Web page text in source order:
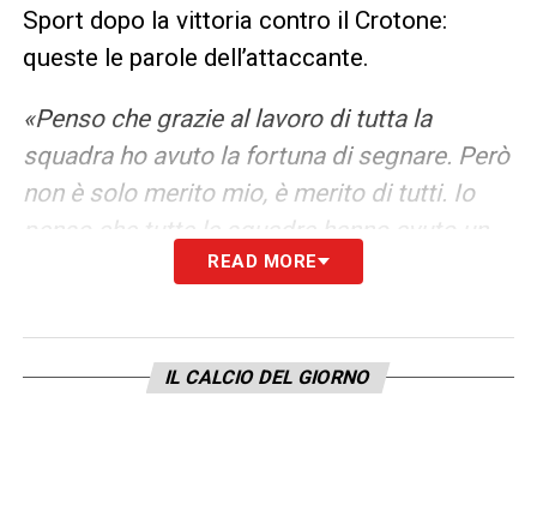
Sport dopo la vittoria contro il Crotone:
queste le parole dell’attaccante.
«Penso che grazie al lavoro di tutta la
squadra ho avuto la fortuna di segnare. Però
non è solo merito mio, è merito di tutti. Io
penso che tutte le squadre hanno avuto un
momento di difficoltà. Purtroppo per noi
sconfitte. Però, penso che la forza di questa
squadra è il gruppo. L’ambiente vuole che
READ MORE
IL CALCIO DEL GIORNO